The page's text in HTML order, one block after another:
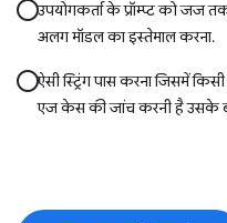
उपयोगकर्ता के प्रॉम्प्ट को जज
अलग मॉडल का इस्तेमाल करना.
ऐसी स्ट्रिंग पास करना जिसमें
एज केस की जांच करनी है उसके